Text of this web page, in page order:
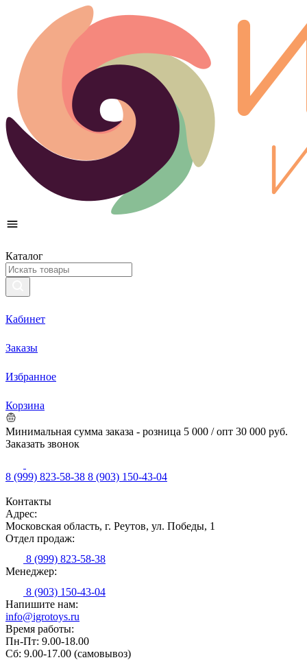
Каталог
Кабинет
Заказы
Избранное
Корзина
Минимальная сумма заказа - розница 5 000 / опт 30 000 руб.
Заказать звонок
8 (999) 823-58-38 8 (903) 150-43-04
Контакты
Адрес:
Московская область, г. Реутов, ул. Победы, 1
Отдел продаж:
8 (999) 823-58-38
Менеджер:
8 (903) 150-43-04
Напишите нам:
info@igrotoys.ru
Время работы:
Пн-Пт: 9.00-18.00
Сб: 9.00-17.00 (самовывоз)